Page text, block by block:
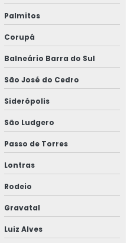
Palmitos
Corupá
Balneário Barra do Sul
São José do Cedro
Siderópolis
São Ludgero
Passo de Torres
Lontras
Rodeio
Gravatal
Luiz Alves